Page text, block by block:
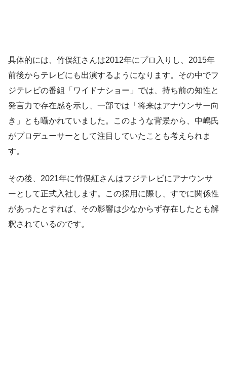
具体的には、竹俣紅さんは2012年にプロ入りし、2015年
前後からテレビにも出演するようになります。その中でフ
ジテレビの番組「ワイドナショー」では、持ち前の知性と
発言力で存在感を示し、一部では「将来はアナウンサー向
き」とも囁かれていました。このような背景から、中嶋氏
がプロデューサーとして注目していたことも考えられま
す。
その後、2021年に竹俣紅さんはフジテレビにアナウンサ
ーとして正式入社します。この採用に際し、すでに関係性
があったとすれば、その影響は少なからず存在したとも解
釈されているのです。